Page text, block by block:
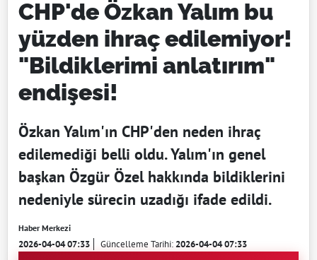
CHP'de Özkan Yalım bu
yüzden ihraç edilemiyor!
"Bildiklerimi anlatırım"
endişesi!
Özkan Yalım'ın CHP'den neden ihraç
edilemediği belli oldu. Yalım'ın genel
başkan Özgür Özel hakkında bildiklerini
nedeniyle sürecin uzadığı ifade edildi.
Haber Merkezi
2026-04-04 07:33 Güncelleme Tarihi:2026-04-04 07:33